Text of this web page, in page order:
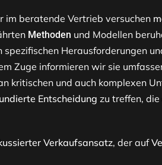
im beratende Vertrieb versuchen
Methoden und Modellen
Herausforderungen
Zuge informieren wir sie
kritischen und auch komplexen
Entscheidung zu treffen,
Verkaufsansatz, der auf